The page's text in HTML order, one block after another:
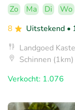
Zo Ma Di Wo
8
Uitstekend •
Landgoed
Schinnen (1km)
Verkocht: 1.076